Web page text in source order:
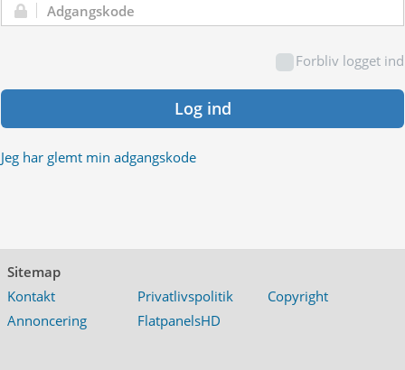
Adgangskode:
Forbliv logget ind
Log ind
Jeg har glemt min adgangskode
Sitemap
Kontakt
Privatlivspolitik
Copyright
Annoncering
FlatpanelsHD